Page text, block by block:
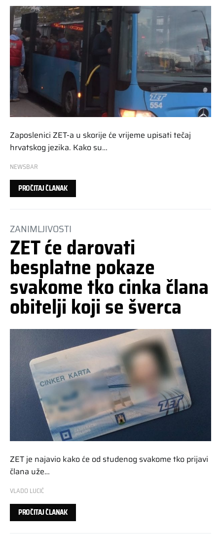
Zaposlenici ZET-a u skorije će vrijeme upisati tečaj
hrvatskog jezika. Kako su…
NEWSBAR
PROČITAJ ČLANAK
ZANIMLJIVOSTI
ZET će darovati
besplatne pokaze
svakome tko cinka člana
obitelji koji se šverca
ZET je najavio kako će od studenog svakome tko prijavi
člana uže…
VLADO LUCIĆ
PROČITAJ ČLANAK